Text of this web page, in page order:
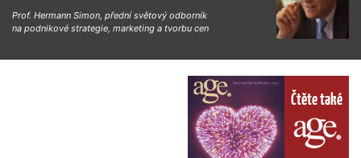
Prof. Hermann Simon, přední světový odborník
na podnikové strategie, marketing a tvorbu cen
Čtěte také